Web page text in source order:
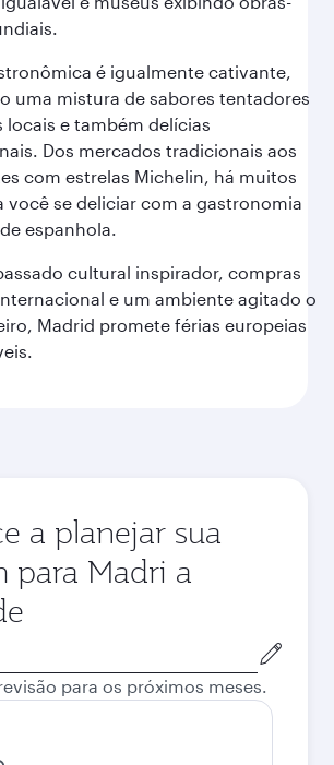
é igualmente cativante,
uma mistura de sabores tentadores
locais e também delícias
Dos mercados tradicionais aos
com estrelas Michelin, há muitos
você se deliciar com a gastronomia
espanhola.
cultural inspirador, compras
e um ambiente agitado o
Madrid promete férias europeias
a planejar sua
para Madri a
para os próximos meses.